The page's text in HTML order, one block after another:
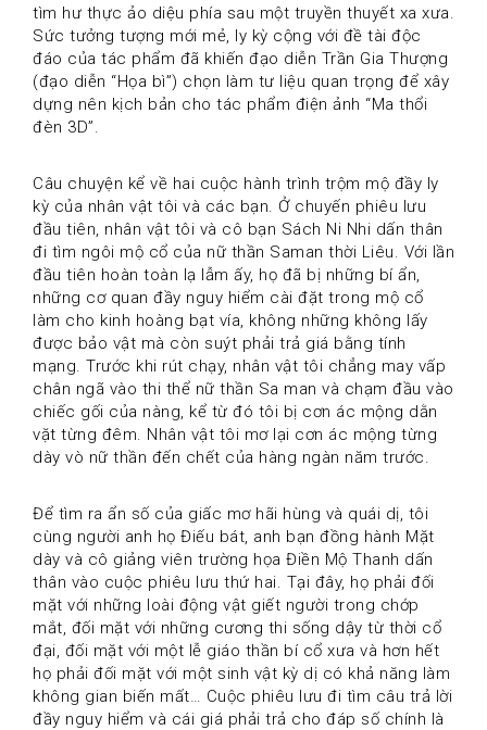
tìm hư thực ảo diệu phía sau một truyền thuyết xa xưa.
Sức tưởng tượng mới mẻ, ly kỳ cộng với đề tài độc
đáo của tác phẩm đã khiến đạo diễn Trần Gia Thượng
(đạo diễn “Họa bì”) chọn làm tư liệu quan trọng để xây
dựng nên kịch bản cho tác phẩm điện ảnh “Ma thổi
đèn 3D”.
Câu chuyện kể về hai cuộc hành trình trộm mộ đầy ly
kỳ của nhân vật tôi và các bạn. Ở chuyến phiêu lưu
đầu tiên, nhân vật tôi và cô bạn Sách Ni Nhi dấn thân
đi tìm ngôi mộ cổ của nữ thần Saman thời Liêu. Với lần
đầu tiên hoàn toàn lạ lẫm ấy, họ đã bị những bí ẩn,
những cơ quan đầy nguy hiểm cài đặt trong mộ cổ
làm cho kinh hoàng bạt vía, không những không lấy
được bảo vật mà còn suýt phải trả giá bằng tính
mạng. Trước khi rút chạy, nhân vật tôi chẳng may vấp
chân ngã vào thi thể nữ thần Sa man và chạm đầu vào
chiếc gối của nàng, kể từ đó tôi bị cơn ác mộng dằn
vặt từng đêm. Nhân vật tôi mơ lại cơn ác mộng từng
dày vò nữ thần đến chết của hàng ngàn năm trước.
Để tìm ra ẩn số của giấc mơ hãi hùng và quái dị, tôi
cùng người anh họ Điếu bát, anh bạn đồng hành Mặt
dày và cô giảng viên trường họa Điền Mộ Thanh dấn
thân vào cuộc phiêu lưu thứ hai. Tại đây, họ phải đối
mặt với những loài động vật giết người trong chớp
mắt, đối mặt với những cương thi sống dậy từ thời cổ
đại, đối mặt với một lễ giáo thần bí cổ xưa và hơn hết
họ phải đối mặt với một sinh vật kỳ dị có khả năng làm
không gian biến mất… Cuộc phiêu lưu đi tìm câu trả lời
đầy nguy hiểm và cái giá phải trả cho đáp số chính là